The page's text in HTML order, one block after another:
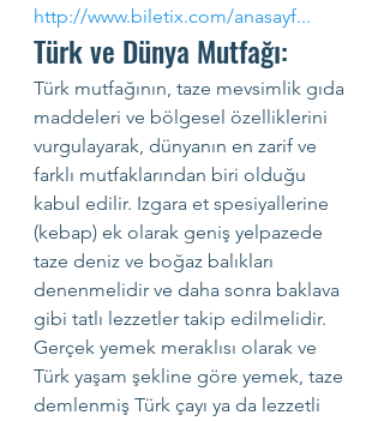
http://www.biletix.com/anasayf...
Türk ve Dünya Mutfağı:
Türk mutfağının, taze mevsimlik gıda
maddeleri ve bölgesel özelliklerini
vurgulayarak, dünyanın en zarif ve
farklı mutfaklarından biri olduğu
kabul edilir. Izgara et spesiyallerine
(kebap) ek olarak geniş yelpazede
taze deniz ve boğaz balıkları
denenmelidir ve daha sonra baklava
gibi tatlı lezzetler takip edilmelidir.
Gerçek yemek meraklısı olarak ve
Türk yaşam şekline göre yemek, taze
demlenmiş Türk çayı ya da lezzetli